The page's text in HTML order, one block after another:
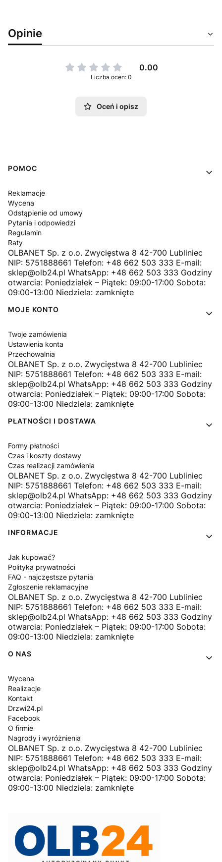
Opinie
0.00
Liczba ocen: 0
Oceń i opisz
Linki w stopce
POMOC
Reklamacje
Wycena
Odstąpienie od umowy
Pytania i odpowiedzi
Regulamin
Raty
OLBANET Sp. z o.o. Zwycięstwa 8 42-700 Lubliniec
NIP: 5751888661 Telefon: +48 662 503 333 E-mail:
sklep@olb24.pl WhatsApp: +48 662 503 333 Godziny
otwarcia: Poniedziałek – Piątek: 09:00-17:00 Sobota:
09:00-13:00 Niedziela: zamknięte
MOJE KONTO
Twoje zamówienia
Ustawienia konta
Przechowalnia
OLBANET Sp. z o.o. Zwycięstwa 8 42-700 Lubliniec
NIP: 5751888661 Telefon: +48 662 503 333 E-mail:
sklep@olb24.pl WhatsApp: +48 662 503 333 Godziny
otwarcia: Poniedziałek – Piątek: 09:00-17:00 Sobota:
09:00-13:00 Niedziela: zamknięte
PŁATNOŚCI I DOSTAWA
Formy płatności
Czas i koszty dostawy
Czas realizacji zamówienia
OLBANET Sp. z o.o. Zwycięstwa 8 42-700 Lubliniec
NIP: 5751888661 Telefon: +48 662 503 333 E-mail:
sklep@olb24.pl WhatsApp: +48 662 503 333 Godziny
otwarcia: Poniedziałek – Piątek: 09:00-17:00 Sobota:
09:00-13:00 Niedziela: zamknięte
INFORMACJE
Jak kupować?
Polityka prywatności
FAQ - najczęstsze pytania
Zgłoszenie reklamacyjne
OLBANET Sp. z o.o. Zwycięstwa 8 42-700 Lubliniec
NIP: 5751888661 Telefon: +48 662 503 333 E-mail:
sklep@olb24.pl WhatsApp: +48 662 503 333 Godziny
otwarcia: Poniedziałek – Piątek: 09:00-17:00 Sobota:
09:00-13:00 Niedziela: zamknięte
O NAS
Wycena
Realizacje
Kontakt
Drzwi24.pl
Facebook
O firmie
Nagrody i wyróżnienia
OLBANET Sp. z o.o. Zwycięstwa 8 42-700 Lubliniec
NIP: 5751888661 Telefon: +48 662 503 333 E-mail:
sklep@olb24.pl WhatsApp: +48 662 503 333 Godziny
otwarcia: Poniedziałek – Piątek: 09:00-17:00 Sobota:
09:00-13:00 Niedziela: zamknięte